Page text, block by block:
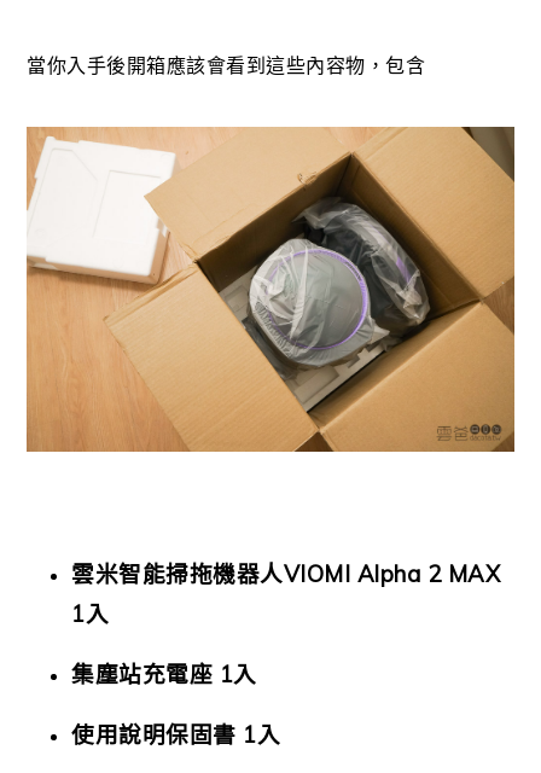
當你入手後開箱應該會看到這些內容物，包含
雲米智能掃拖機器人VIOMI Alpha 2 MAX
1入
集塵站充電座 1入
使用說明保固書 1入